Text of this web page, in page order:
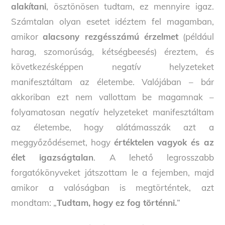
alakítani, ösztönösen tudtam, ez mennyire igaz.
Számtalan olyan esetet idéztem fel magamban,
amikoralacsony rezgésszámú érzelmet(például
harag, szomorúság, kétségbeesés) éreztem, és
következésképpen negatív helyzeteket
manifesztáltam az életembe. Valójában – bár
akkoriban ezt nem vallottam be magamnak –
folyamatosan negatív helyzeteket manifesztáltam
az életembe, hogy alátámasszák azt a
meggyőződésemet, hogy értéktelen vagyok és az
élet igazságtalan. A lehető legrosszabb
forgatókönyveket játszottam le a fejemben, majd
amikor a valóságban is megtörténtek, azt
mondtam: „Tudtam, hogy ez fog történni.”